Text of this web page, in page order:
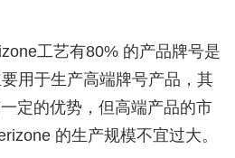
工艺有80% 的产品牌号是
用于生产高端牌号产品，其
定的优势，但高端产品的市
的生产规模不宜过大。